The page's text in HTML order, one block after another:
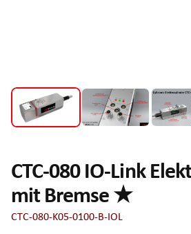
CTC-080 IO-Link
mit Bremse ★
CTC-080-K05-0100-B-IOL